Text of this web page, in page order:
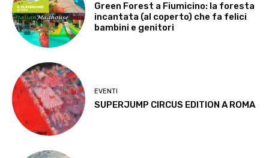
Green Forest a Fiumicino: la foresta
incantata (al coperto) che fa felici
bambini e genitori
EVENTI
SUPERJUMP CIRCUS EDITION A ROMA